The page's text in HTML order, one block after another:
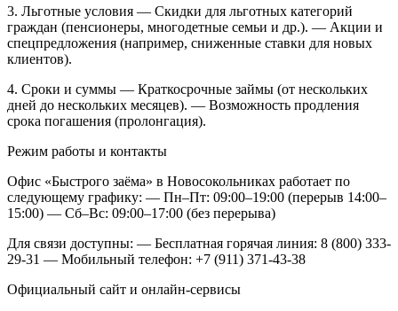
3. Льготные условия — Скидки для льготных категорий
граждан (пенсионеры, многодетные семьи и др.). — Акции и
спецпредложения (например, сниженные ставки для новых
клиентов).
4. Сроки и суммы — Краткосрочные займы (от нескольких
дней до нескольких месяцев). — Возможность продления
срока погашения (пролонгация).
Режим работы и контакты
Офис «Быстрого заёма» в Новосокольниках работает по
следующему графику: — Пн–Пт: 09:00–19:00 (перерыв 14:00–
15:00) — Сб–Вс: 09:00–17:00 (без перерыва)
Для связи доступны: — Бесплатная горячая линия: 8 (800) 333-
29-31 — Мобильный телефон: +7 (911) 371-43-38
Официальный сайт и онлайн-сервисы